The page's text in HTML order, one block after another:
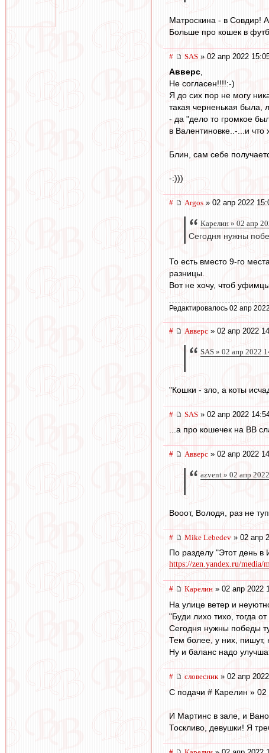
Матроскина - в Совдир! А
Больше про кошек в
# SAS » 02 апр 2022
Авверс,
Не согласен!!!!:-)
Я до сих пор не могу
такая черненькая была,
- да "дело то громкое
в Валентиновке..-...и
Блин, сам себе
-:)))
# Argos » 02 апр 2022
Карелин » 02 апр
Сегодня нужны
То есть вместо 9-го
разницы.
Вот не хочу, чтоб
Редактировалось 02 апр
# Авверс » 02 апр 2022
SAS » 02 апр 2022
"Кошки - зло, а коты
# SAS » 02 апр 2022
...а про кошечек на ВВ
# Авверс » 02 апр 2022
azvent » 02 апр
Вооот, Володя, раз не
# Mike Lebedev » 02 апр
По разделу "Этот день в
https://zen.yandex.ru/media/
# Карелин » 02 апр 2022
На улице ветер и
"Буди лихо тихо, тогда
Сегодня нужны победы
Тем более, у них, пишут,
Ну и баланс надо
# словесник » 02 апр
С подачи # Карелин » 02
И Мартинс в зале, и
Тоскливо, девушки! Я